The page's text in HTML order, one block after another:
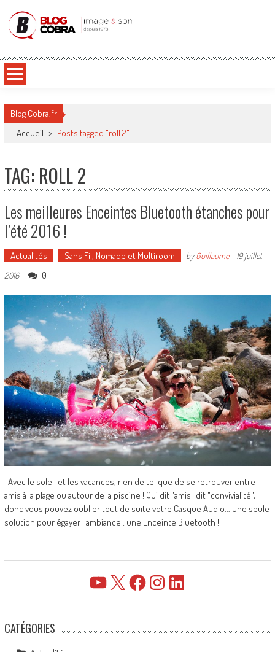
Blog Cobra
Blog Cobra.fr
Accueil > Posts tagged "roll 2"
TAG: ROLL 2
Les meilleures Enceintes Bluetooth étanches pour
l’été 2016 !
Actualités Sans Fil, Nomade et Multiroom byGuillaume- 19 juillet
2016
0
Avec le soleil et les vacances, rien de tel que de se retrouver entre
amis à la plage ou autour de la piscine ! Qui dit "amis" dit "convivialité",
donc vous pouvez oublier tout de suite votre Casque Audio... Une seule
solution pour égayer l'ambiance : une Enceinte Bluetooth !
YouTube FacebookInstagramLinkedIn
CATÉGORIES